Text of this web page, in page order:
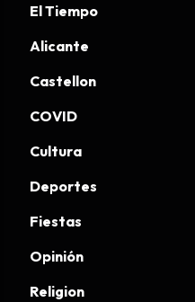
El Tiempo
Alicante
Castellon
COVID
Cultura
Deportes
Fiestas
Opinión
Religion